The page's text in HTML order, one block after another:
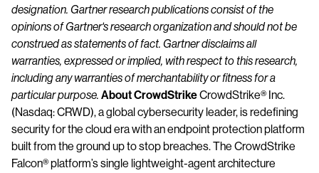
designation. Gartner research publications consist of the
opinions of Gartner's research organization and should not be
construed as statements of fact. Gartner disclaims all
warranties, expressed or implied, with respect to this research,
including any warranties of merchantability or fitness for a
particular purpose. About CrowdStrikeCrowdStrike​® Inc.
(Nasdaq: CRWD), a global cybersecurity leader, is redefining
security for the cloud era with an endpoint protection platform
built from the ground up to stop breaches. The CrowdStrike
Falcon® platform’s single lightweight-agent architecture